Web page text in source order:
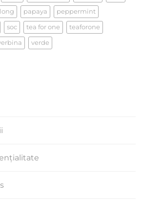
papaya peppermint
soc tea for one teaforone
verde